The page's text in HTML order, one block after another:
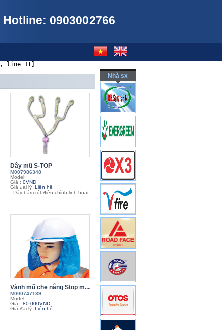
Hotline: 0903002766
, line 11
Dây mũ S-TOP
M007986348
Model:
Giá : 0VND
Giá đại lý :Liên hệ
- Dây bấm rút điều chỉnh linh hoạt
Vành mũ che nắng Stop m...
M000747139
Model:
Giá : 80.000VND
Giá đại lý :Liên hệ
Nhà sx